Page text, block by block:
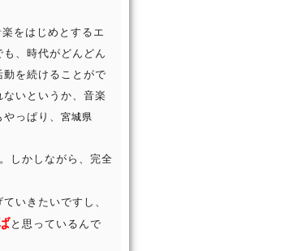
をはじめとするエ
、時代がどんどん
を続けることがで
いというか、音楽
っぱり、 宮城県
しかしながら、完全
いきたいですし、
と思っているんで